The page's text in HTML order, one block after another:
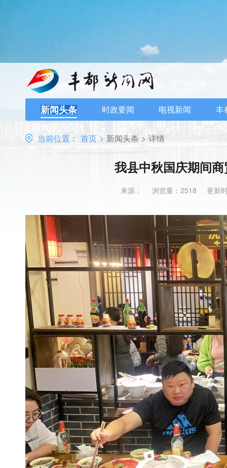
新闻头条 时政要闻 电视新闻 丰
当前位置： 首页 > 新闻头条 > 详情
我县中秋国庆期间
来源： 浏览量：2518 更新